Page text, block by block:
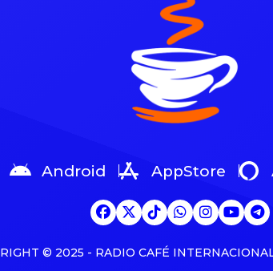
palabras, de la inmensa […]
«EoO» (2025).
además […]
Android AppStore
© 2025 - RADIO CAFÉ